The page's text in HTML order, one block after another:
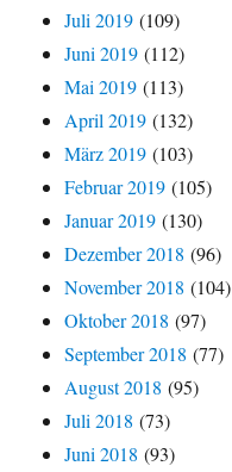
Juli 2019 (109)
Juni 2019 (112)
Mai 2019 (113)
April 2019 (132)
März 2019 (103)
Februar 2019 (105)
Januar 2019 (130)
Dezember 2018 (96)
November 2018 (104)
Oktober 2018 (97)
September 2018 (77)
August 2018 (95)
Juli 2018 (73)
Juni 2018 (93)